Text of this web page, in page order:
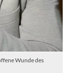
Wunde des